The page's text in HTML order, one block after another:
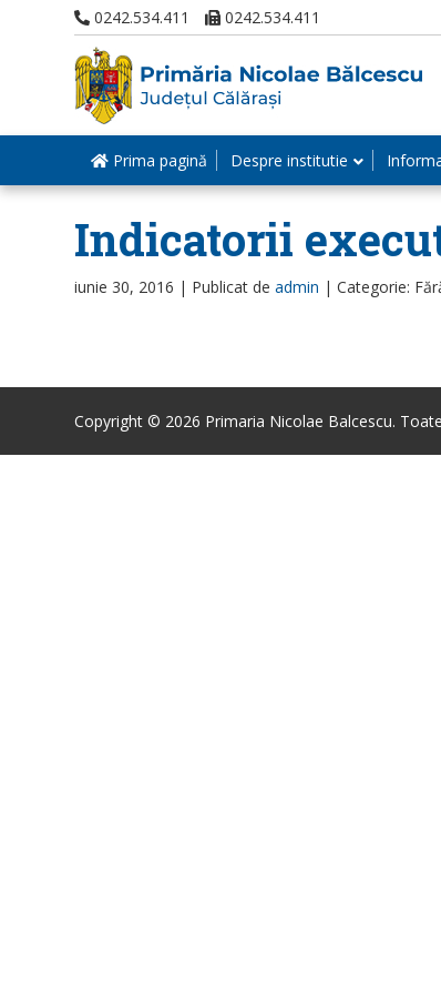
0242.534.411 0242.534.411
Prima pagină Despre institutie
Indicatorii
iunie 30, 2016 | Publicat de admin | Categorie:
Copyright © 2026 Primaria Nicolae Balcescu.